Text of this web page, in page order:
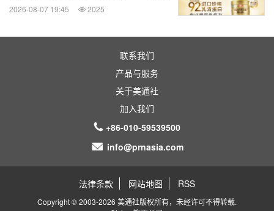
2026-08-07 19:45 2025
联系我们
产品与服务
关于美通社
加入我们
+86-010-59539500
info@prnasia.com
法律条款 网站地图 RSS
Copyright © 2003-2026 美通社版权所有，未经许可不得转载.